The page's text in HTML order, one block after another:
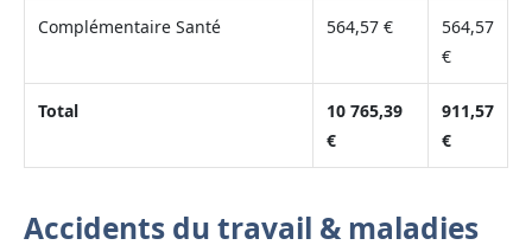
Complémentaire Santé 564,57 €
564,57
€
Total
10 765,39
€
911,57
€
Accidents du travail & maladies